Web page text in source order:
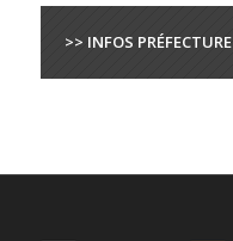
>> INFOS PRÉFECTURE